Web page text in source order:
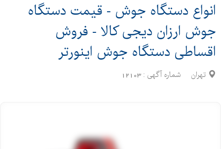
انواع دستگاه جوش - قیمت دستگاه
جوش ارزان دیجی کالا - فروش
اقساطی دستگاه جوش اینورتر
تهران شماره آگهی : 12103